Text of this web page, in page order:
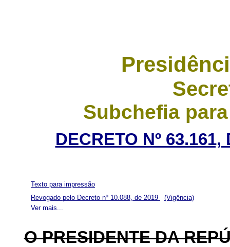
Subchefia
DECRETO Nº
Ver mais...
Texto para impressão
Revogado pelo Decreto nº 10.088, de 2019
(Vigência)
O PRESIDENTE DA